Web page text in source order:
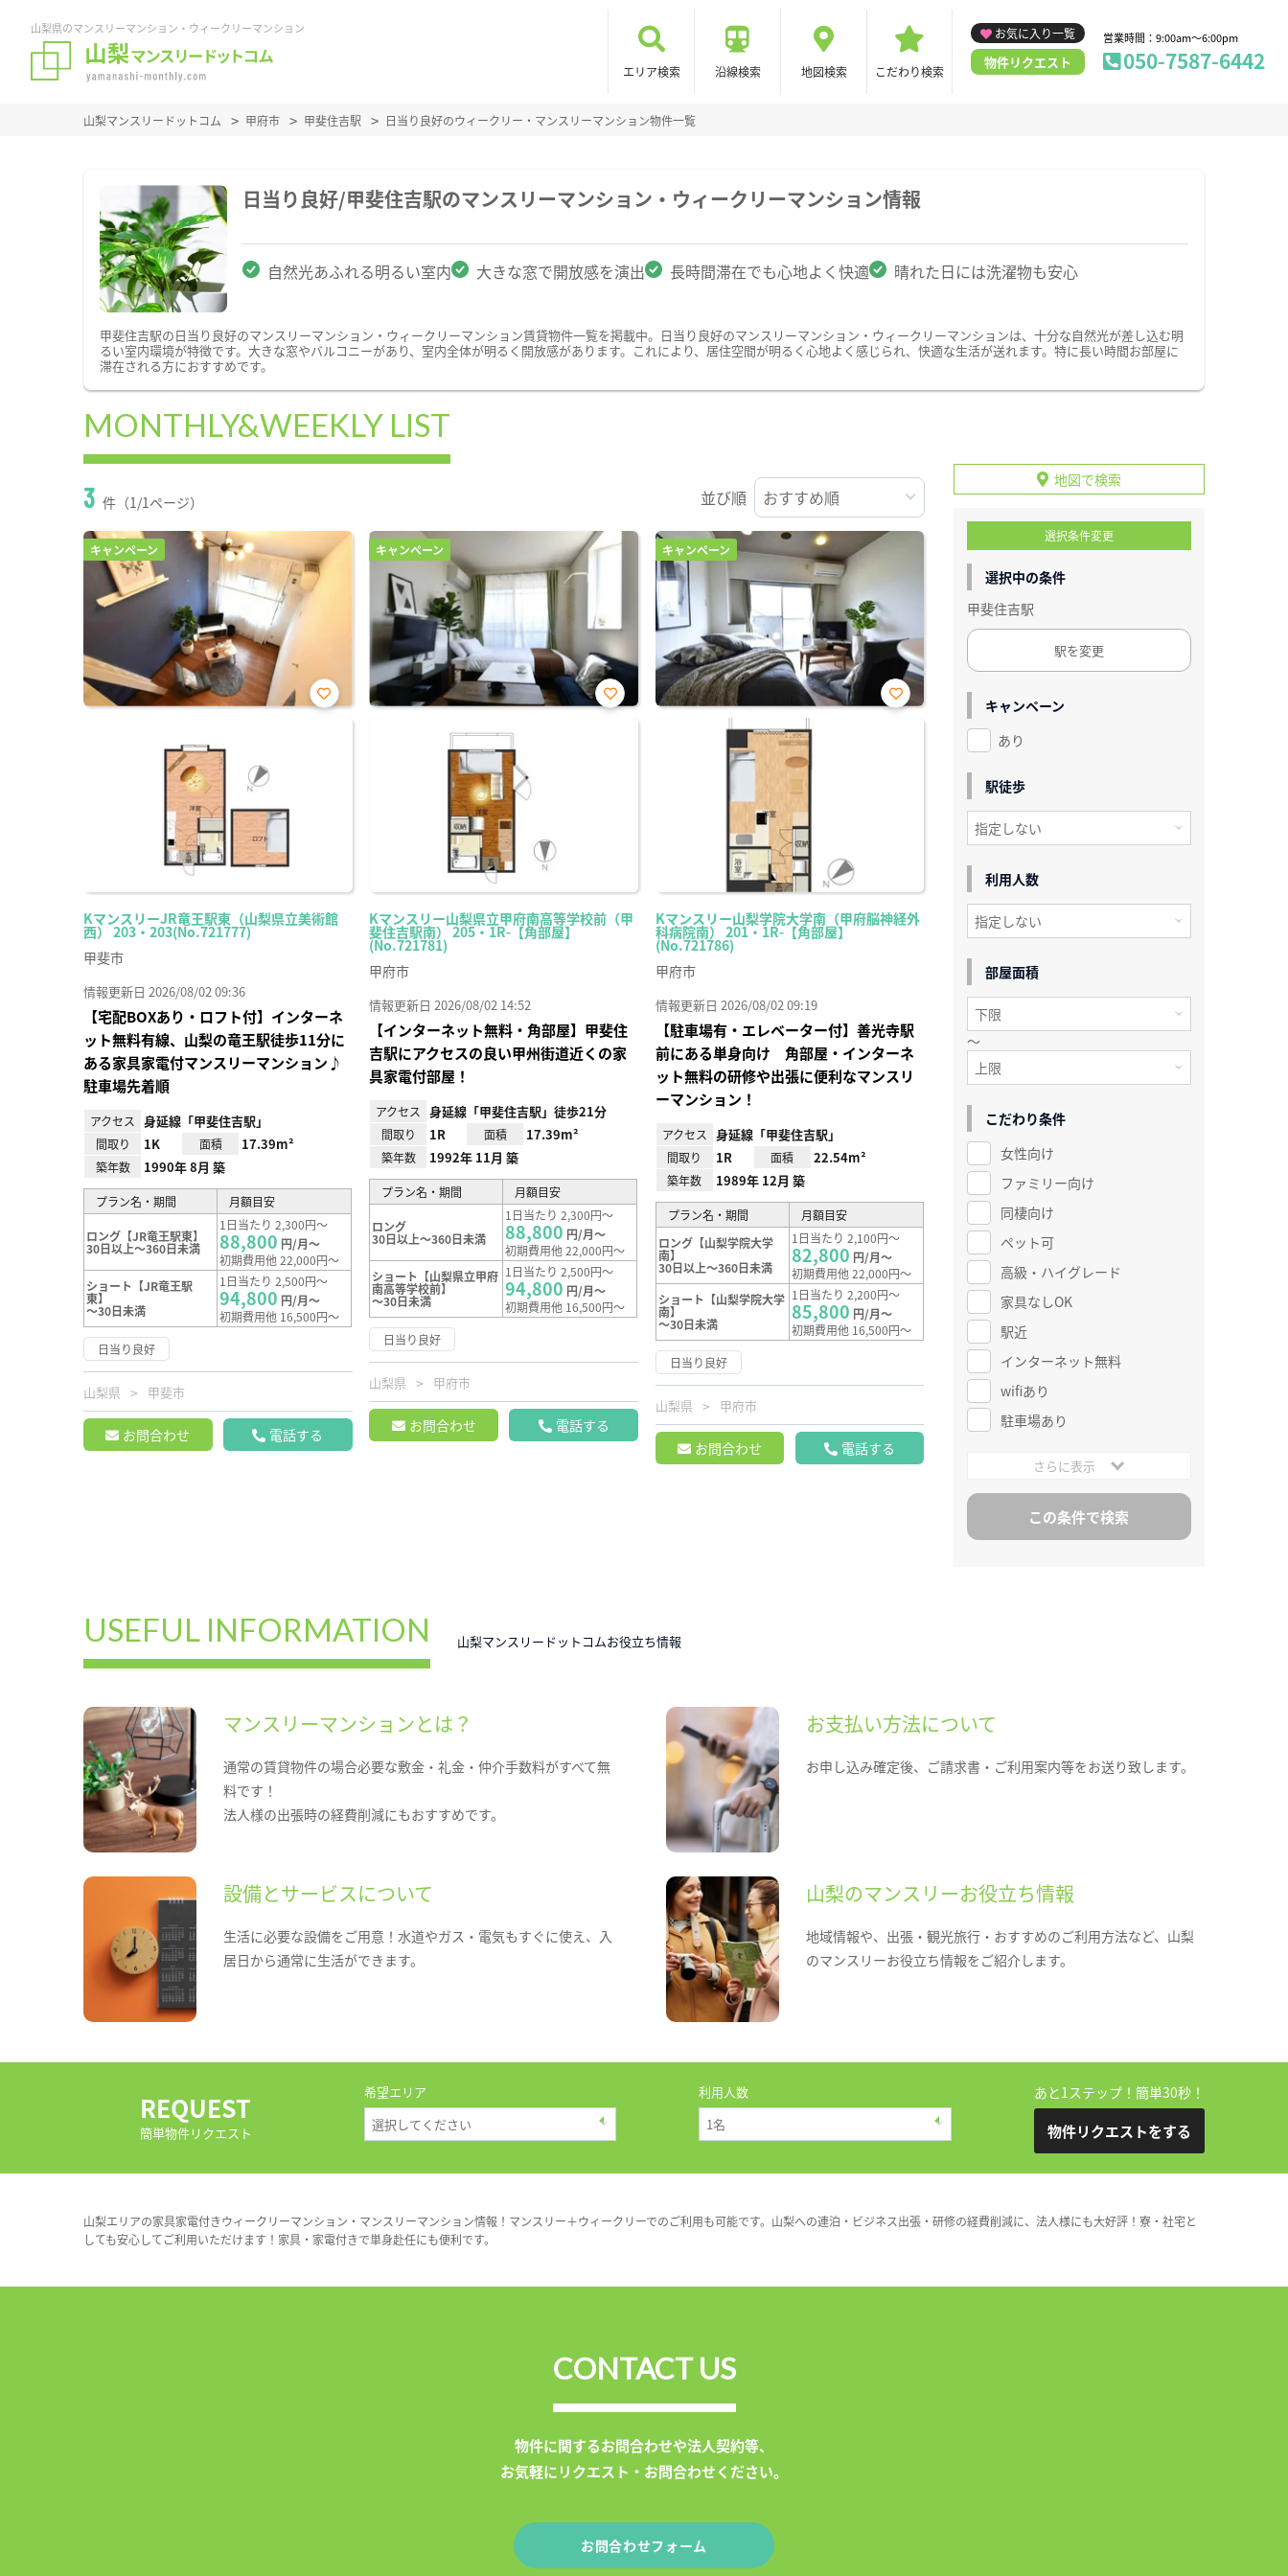
山梨県のマンスリーマンション・ウィークリーマンション
エリア検索 沿線検索 地図検索 こだわり検索
お気に入り一覧
物件リクエスト
営業時間：9:00am～6:00pm
050-7587-6442
山梨マンスリードットコム 甲府市 甲斐住吉駅 日当り良好のウィークリー・マンスリーマンション物件一覧
日当り良好/甲斐住吉駅のマンスリーマンション・ウィークリーマンション情報
自然光あふれる明るい室内 大きな窓で開放感を演出 長時間滞在でも心地よく快適 晴れた日には洗濯物も安心
甲斐住吉駅の日当り良好のマンスリーマンション・ウィークリーマンション賃貸物件一覧を掲載中。日当り良好のマンスリーマンション・ウィークリーマンションは、十分な自然光が差し込む明
るい室内環境が特徴です。大きな窓やバルコニーがあり、室内全体が明るく開放感があります。これにより、居住空間が明るく心地よく感じられ、快適な生活が送れます。特に長い時間お部屋に
滞在される方におすすめです。
MONTHLY&WEEKLY LIST
3 件（1/1ページ） 並び順
キャンペーン
KマンスリーJR竜王駅東（山梨県立美術館
西） 203・203(No.721777)
お気
甲斐市
情報更新日 2026/08/02 09:36
【宅配BOXあり・ロフト付】インターネ
ット無料有線、山梨の竜王駅徒歩11分に
ある家具家電付マンスリーマンション♪
駐車場先着順
アクセス 身延線「甲斐住吉駅」
間取り 1K 面積 17.39m²
築年数 1990年 8月 築
プラン名・期間 月額目安
ロング【JR竜王駅東】
30日以上～360日未満
1日当たり 2,300円～
88,800 円/月～
初期費用他 22,000円～
ショート【JR竜王駅
東】
～30日未満
1日当たり 2,500円～
94,800 円/月～
初期費用他 16,500円～
日当り良好
山梨県 甲斐市
お問合わせ 電話する
キャンペーン
Kマンスリー山梨県立甲府南高等学校前（甲
斐住吉駅南） 205・1R-【角部屋】
(No.721781)
お気
甲府市
情報更新日 2026/08/02 14:52
【インターネット無料・角部屋】甲斐住
吉駅にアクセスの良い甲州街道近くの家
具家電付部屋！
アクセス 身延線「甲斐住吉駅」徒歩21分
間取り 1R 面積 17.39m²
築年数 1992年 11月 築
プラン名・期間 月額目安
ロング
30日以上～360日未満
1日当たり 2,300円～
88,800 円/月～
初期費用他 22,000円～
ショート【山梨県立甲府
南高等学校前】
～30日未満
1日当たり 2,500円～
94,800 円/月～
初期費用他 16,500円～
日当り良好
山梨県 甲府市
お問合わせ 電話する
キャンペーン
Kマンスリー山梨学院大学南（甲府脳神経外
科病院南） 201・1R-【角部屋】
(No.721786)
お気
甲府市
情報更新日 2026/08/02 09:19
【駐車場有・エレベーター付】善光寺駅
前にある単身向け 角部屋・インターネ
ット無料の研修や出張に便利なマンスリ
ーマンション！
アクセス 身延線「甲斐住吉駅」
間取り 1R 面積 22.54m²
築年数 1989年 12月 築
プラン名・期間
月額目安
ロング【山梨学院大学
南】
30日以上～360日未満
1日当たり 2,100円～
82,800 円/月～
初期費用他 22,000円～
ショート【山梨学院大学
南】
～30日未満
1日当たり 2,200円～
85,800 円/月～
初期費用他 16,500円～
日当り良好
山梨県 甲府市
お問合わせ 電話する
地図で検索
選択条件変更
選択中の条件
甲斐住吉駅
駅を変更
キャンペーン
あり
駅徒歩
利用人数
部屋面積
～
こだわり条件
女性向け
ファミリー向け
同棲向け
ペット可
高級・ハイグレード
家具なしOK
駅近
インターネット無料
wifiあり
駐車場あり
さらに表示
USEFUL INFORMATION 山梨マンスリードットコムお役立ち情報
マンスリーマンションとは？
通常の賃貸物件の場合必要な敷金・礼金・仲介手数料がすべて無
料です！
法人様の出張時の経費削減にもおすすめです。
お支払い方法について
お申し込み確定後、ご請求書・ご利用案内等をお送り致します。
設備とサービスについて
生活に必要な設備をご用意！水道やガス・電気もすぐに使え、入
居日から通常に生活ができます。
山梨のマンスリーお役立ち情報
地域情報や、出張・観光旅行・おすすめのご利用方法など、山梨
のマンスリーお役立ち情報をご紹介します。
REQUEST
簡単物件リクエスト
希望エリア 利用人数 あと1ステップ！簡単30秒！
物件リクエストをする
山梨エリアの家具家電付きウィークリーマンション・マンスリーマンション情報！マンスリー＋ウィークリーでのご利用も可能です。山梨への連泊・ビジネス出張・研修の経費削減に、法人様にも大好評！寮・社宅と
しても安心してご利用いただけます！家具・家電付きで単身赴任にも便利です。
CONTACT US
物件に関するお問合わせや法人契約等、
お気軽にリクエスト・お問合わせください。
お問合わせフォーム